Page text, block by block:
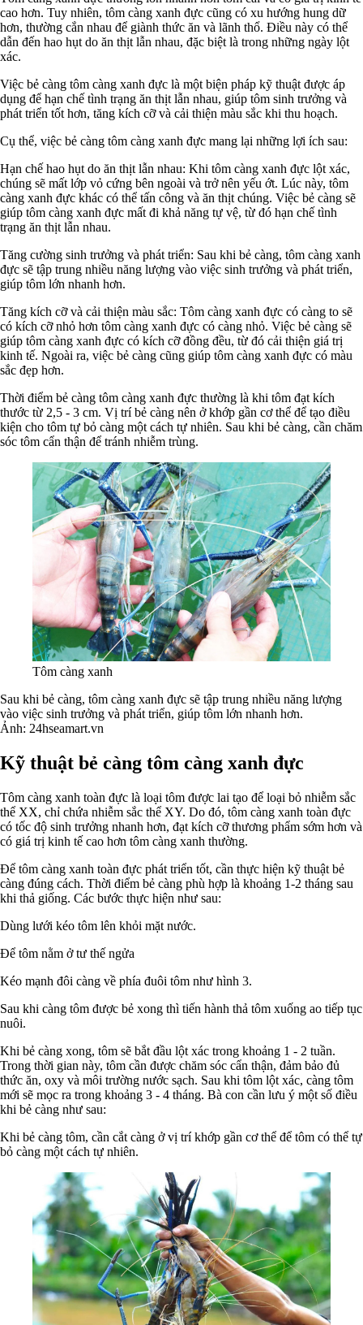
cao hơn. Tuy nhiên, tôm càng xanh đực cũng có xu hướng hung dữ
hơn, thường cắn nhau để giành thức ăn và lãnh thổ. Điều này có thể
dẫn đến hao hụt do ăn thịt lẫn nhau, đặc biệt là trong những ngày lột
xác.
Việc bẻ càng tôm càng xanh đực là một biện pháp kỹ thuật được áp
dụng để hạn chế tình trạng ăn thịt lẫn nhau, giúp tôm sinh trưởng và
phát triển tốt hơn, tăng kích cỡ và cải thiện màu sắc khi thu hoạch.
Cụ thể, việc bẻ càng tôm càng xanh đực mang lại những lợi ích sau:
Hạn chế hao hụt do ăn thịt lẫn nhau: Khi tôm càng xanh đực lột xác,
chúng sẽ mất lớp vỏ cứng bên ngoài và trở nên yếu ớt. Lúc này, tôm
càng xanh đực khác có thể tấn công và ăn thịt chúng. Việc bẻ càng sẽ
giúp tôm càng xanh đực mất đi khả năng tự vệ, từ đó hạn chế tình
trạng ăn thịt lẫn nhau.
Tăng cường sinh trưởng và phát triển: Sau khi bẻ càng, tôm càng xanh
đực sẽ tập trung nhiều năng lượng vào việc sinh trưởng và phát triển,
giúp tôm lớn nhanh hơn.
Tăng kích cỡ và cải thiện màu sắc: Tôm càng xanh đực có càng to sẽ
có kích cỡ nhỏ hơn tôm càng xanh đực có càng nhỏ. Việc bẻ càng sẽ
giúp tôm càng xanh đực có kích cỡ đồng đều, từ đó cải thiện giá trị
kinh tế. Ngoài ra, việc bẻ càng cũng giúp tôm càng xanh đực có màu
sắc đẹp hơn.
Thời điểm bẻ càng tôm càng xanh đực thường là khi tôm đạt kích
thước từ 2,5 - 3 cm. Vị trí bẻ càng nên ở khớp gần cơ thể để tạo điều
kiện cho tôm tự bỏ càng một cách tự nhiên. Sau khi bẻ càng, cần chăm
sóc tôm cẩn thận để tránh nhiễm trùng.
Tôm càng xanh
Sau khi bẻ càng, tôm càng xanh đực sẽ tập trung nhiều năng lượng
vào việc sinh trưởng và phát triển, giúp tôm lớn nhanh hơn.
Ảnh: 24hseamart.vn
Kỹ thuật bẻ càng tôm càng xanh đực
Tôm càng xanh toàn đực là loại tôm được lai tạo để loại bỏ nhiễm sắc
thể XX, chỉ chứa nhiễm sắc thể XY. Do đó, tôm càng xanh toàn đực
có tốc độ sinh trưởng nhanh hơn, đạt kích cỡ thương phẩm sớm hơn và
có giá trị kinh tế cao hơn tôm càng xanh thường.
Để tôm càng xanh toàn đực phát triển tốt, cần thực hiện kỹ thuật bẻ
càng đúng cách. Thời điểm bẻ càng phù hợp là khoảng 1-2 tháng sau
khi thả giống. Các bước thực hiện như sau:
Dùng lưới kéo tôm lên khỏi mặt nước.
Để tôm nằm ở tư thế ngửa
Kéo mạnh đôi càng về phía đuôi tôm như hình 3.
Sau khi càng tôm được bẻ xong thì tiến hành thả tôm xuống ao tiếp tục
nuôi.
Khi bẻ càng xong, tôm sẽ bắt đầu lột xác trong khoảng 1 - 2 tuần.
Trong thời gian này, tôm cần được chăm sóc cẩn thận, đảm bảo đủ
thức ăn, oxy và môi trường nước sạch. Sau khi tôm lột xác, càng tôm
mới sẽ mọc ra trong khoảng 3 - 4 tháng. Bà con cần lưu ý một số điều
khi bẻ càng như sau:
Khi bẻ càng tôm, cần cắt càng ở vị trí khớp gần cơ thể để tôm có thể tự
bỏ càng một cách tự nhiên.